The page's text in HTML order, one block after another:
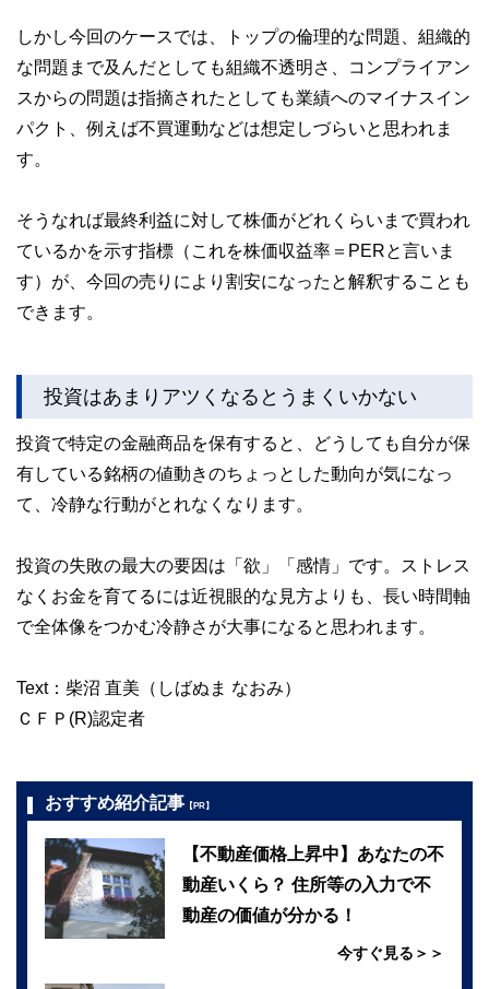
しかし今回のケースでは、トップの倫理的な問題、組織的
な問題まで及んだとしても組織不透明さ、コンプライアン
スからの問題は指摘されたとしても業績へのマイナスイン
パクト、例えば不買運動などは想定しづらいと思われま
す。
そうなれば最終利益に対して株価がどれくらいまで買われ
ているかを示す指標（これを株価収益率＝PERと言いま
す）が、今回の売りにより割安になったと解釈することも
できます。
投資はあまりアツくなるとうまくいかない
投資で特定の金融商品を保有すると、どうしても自分が保
有している銘柄の値動きのちょっとした動向が気になっ
て、冷静な行動がとれなくなります。
投資の失敗の最大の要因は「欲」「感情」です。ストレス
なくお金を育てるには近視眼的な見方よりも、長い時間軸
で全体像をつかむ冷静さが大事になると思われます。
Text：柴沼 直美（しばぬま なおみ）
ＣＦＰ(R)認定者
おすすめ紹介記事 【PR】
【不動産価格上昇中】あなたの不
動産いくら？ 住所等の入力で不
動産の価値が分かる！
今すぐ見る＞＞